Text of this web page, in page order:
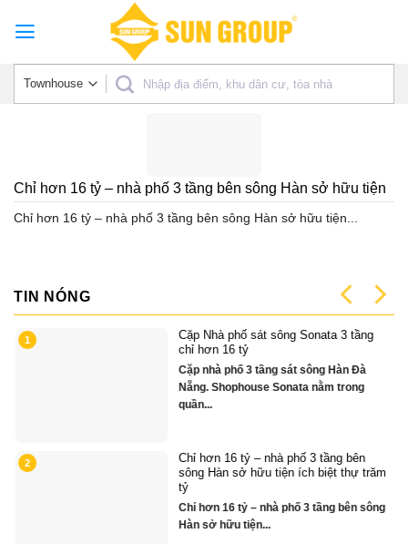
Chỉ hơn 16 tỷ – nhà phố 3 tầng bên sông Hàn sở hữu tiện
ích biệt thự trăm tỷ
Chỉ hơn 16 tỷ – nhà phố 3 tầng bên sông Hàn sở hữu tiện...
TIN NÓNG
1
Cặp Nhà phố sát sông Sonata 3 tầng
chỉ hơn 16 tỷ
Cặp nhà phố 3 tầng sát sông Hàn Đà
Nẵng. Shophouse Sonata nằm trong
quần...
2
Chỉ hơn 16 tỷ – nhà phố 3 tầng bên
sông Hàn sở hữu tiện ích biệt thự trăm
tỷ
Chỉ hơn 16 tỷ – nhà phố 3 tầng bên sông
Hàn sở hữu tiện...